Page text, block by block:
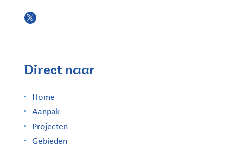
Direct naar
Home
Aanpak
Projecten
Gebieden